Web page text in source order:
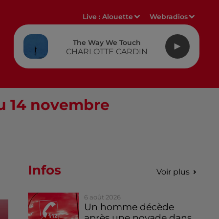
Live :Alouette Webradios
The Way We Touch
CHARLOTTE CARDIN
14 novembre
Infos Voir plus
6 août 2026
Un homme décède